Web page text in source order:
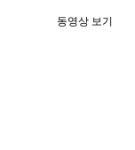
동영상 보기